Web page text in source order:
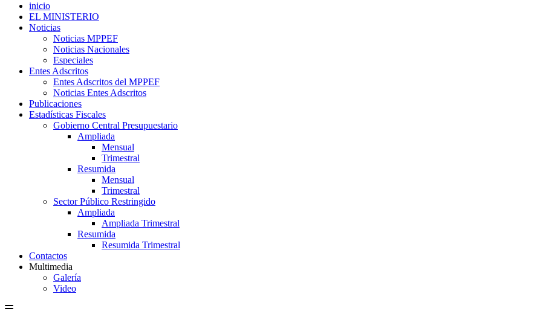
inicio
EL MINISTERIO
Noticias
Noticias MPPEF
Noticias Nacionales
Especiales
Entes Adscritos
Entes Adscritos del MPPEF
Noticias Entes Adscritos
Publicaciones
Estadísticas Fiscales
Gobierno Central Presupuestario
Ampliada
Mensual
Trimestral
Resumida
Mensual
Trimestral
Sector Público Restringido
Ampliada
Ampliada Trimestral
Resumida
Resumida Trimestral
Contactos
Multimedia
Galería
Video